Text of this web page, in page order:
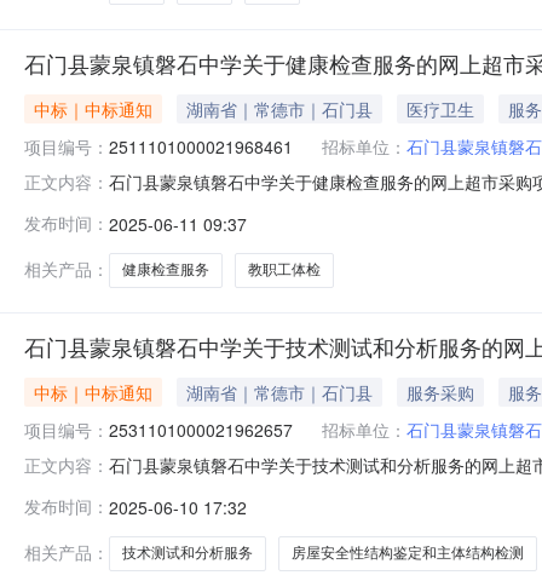
石门县蒙泉镇磐石中学关于健康检查服务的网上超市
中标｜中标通知 湖南省｜常德市｜石门县 医疗卫生
服务
项目编号： 2511101000021968461 招标单位： 石门县蒙泉镇磐
正文内容： 石门县蒙泉镇磐石中学关于健康检查服务的网上超市采
划名称:湖南省常德市石门县报价起止时间:-二、采购单
发布时间： 2025-06-11 09:37
相关产品：
健康检查服务 教职工体检
石门县蒙泉镇磐石中学关于技术测试和分析服务的网
中标｜中标通知 湖南省｜常德市｜石门县 服务采购
服务
项目编号： 2531101000021962657 招标单位： 石门县蒙泉镇磐
正文内容： 石门县蒙泉镇磐石中学关于技术测试和分析服务的网上
目所在行政区划名称:湖南省常德市石门县报价起止时间
发布时间： 2025-06-10 17:32
相关产品：
技术测试和分析服务 房屋安全性结构鉴定和主体结构检测